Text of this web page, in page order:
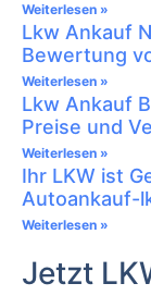
Weiterlesen »
Lkw Ankauf
Bewertung
Weiterlesen »
Lkw Ankauf
Preise und
Weiterlesen »
Ihr LKW ist
Autoankauf-
Weiterlesen »
Jetzt